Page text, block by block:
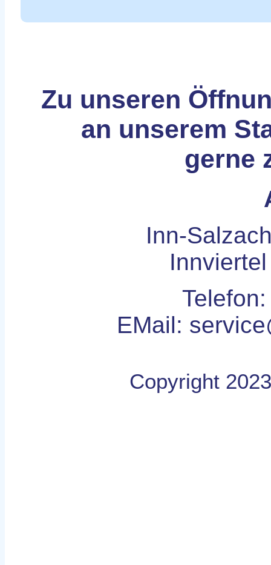
Zu unseren
an unserem
gerne
Inn-
EMail:
Copyright